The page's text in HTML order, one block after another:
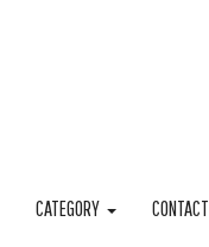
CATEGORY CONTACT